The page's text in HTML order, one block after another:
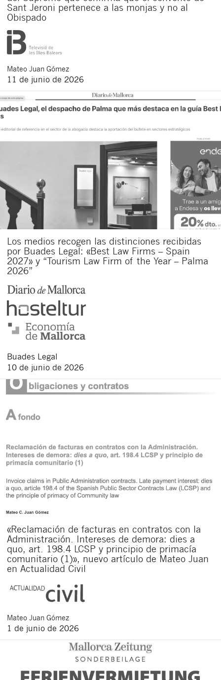
Sant Jeroni pertenece a las monjas y no al
Obispado
Mateo Juan Gómez
11 de junio de 2026
Los medios recogen las distinciones recibidas
por Buades Legal: «Best Law Firms – Spain
2027» y “Tourism Law Firm of the Year – Palma
2026”
Buades Legal
10 de junio de 2026
«Reclamación de facturas en contratos con la
Administración. Intereses de demora: dies a
quo, art. 198.4 LCSP y principio de primacía
comunitario (1)», nuevo artículo de Mateo Juan
en Actualidad Civil
Mateo Juan Gómez
1 de junio de 2026